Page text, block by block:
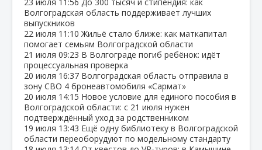
Волгоградская область поддерживает лучших
выпускников
22 июля 11:10 Жильё стало ближе: как маткапитал
помогает семьям Волгоградской области
21 июля 09:23 В Волгограде погиб ребёнок: идёт
процессуальная проверка
20 июля 16:37 Волгоградская область отправила в
зону СВО 4 бронеавтомобиля «Сармат»
20 июля 14:15 Новое условие для единого пособия в
Волгоградской области: с 21 июля нужен
подтверждённый уход за родственником
19 июля 13:43 Ещё одну библиотеку в Волгоградской
области переоборудуют по модельному стандарту